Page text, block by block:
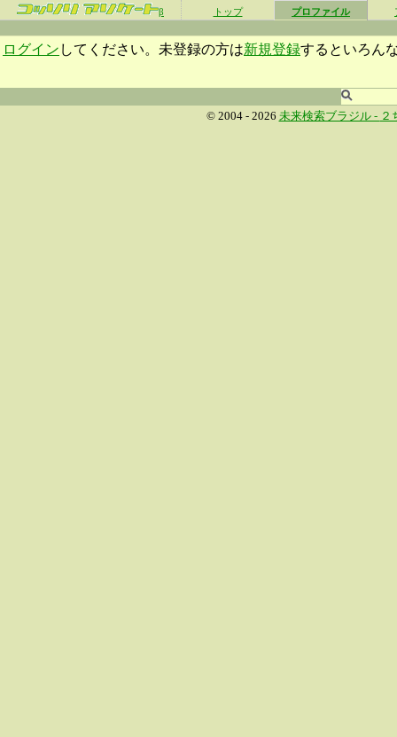
β トップ プロファイル
ログイン してください。未登録の方は新規登録するといろん
© 2004 - 2026 未来検索ブラジル - ２